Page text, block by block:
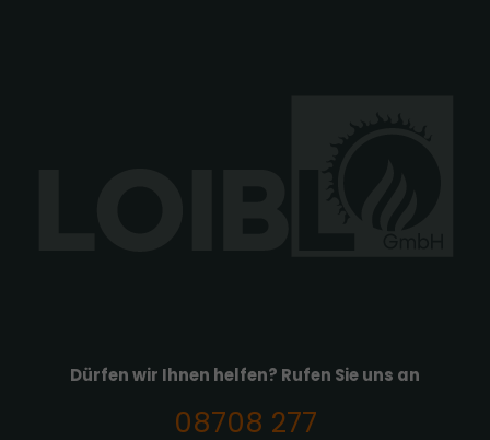
Dürfen wir Ihnen helfen? Rufen Sie uns an
08708 277